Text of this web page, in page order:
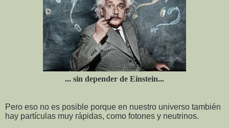
... sin depender de Einstein...
Pero eso no es posible porque en nuestro universo también
hay partículas muy rápidas, como fotones y neutrinos.